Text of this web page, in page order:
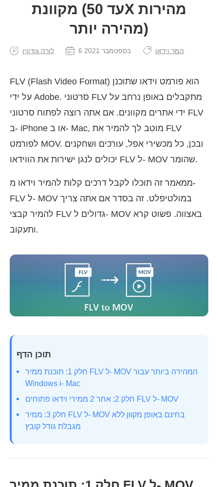
מקוונת (עד 50X מהירות
מהירה יותר)
לורה גודווין 6 בספטמבר 2021 המר וידאו
FLV (Flash Video Format) הוא פורמט וידאו שתוכנן
על ידי Adobe. סרטוני FLV מתקבלים באופן נרחב על
ידי אתרים מקוונים. אם אתה רוצה לפתוח סרטוני FLV
ב- iPhone או ב- Mac, מוטב לך להמיר את FLV
לפורמט MOV. ובכן, כל מכשירי אפל, עורכים ושחקנים
יכולים לנגן ישירות את הווידאו FLV ל- MOV שהומר.
ממאמר זה תוכלו לקבל דרכים קלות להמיר וידאו מ-
FLV ל- MOV במולטיפלט. זה בסדר אם אתה צריך
להמיר קבצי FLV גדולים ל- MOV באצווה. פשוט קרא
ותעקוב.
תוכן הדף
חלק 1: תוכנת ממיר FLV ל- MOV המהירה ביותר עבור
Windows ו- Mac
חלק 2: אחר 2 ממירי וידאו פתוחים FLV ל- MOV
חלק 3: ממיר FLV ל- MOV בחינם באופן מקוון ללא
מגבלת גודל קובץ